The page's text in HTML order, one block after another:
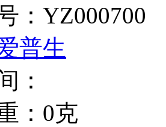
：YZ000700
普生
：
：0克